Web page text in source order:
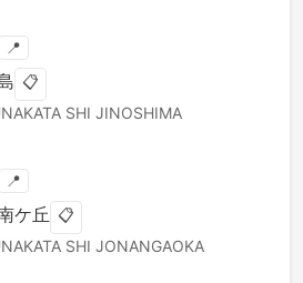
📍
📋
SHI JINOSHIMA
📍
ケ丘 📋
SHI JONANGAOKA